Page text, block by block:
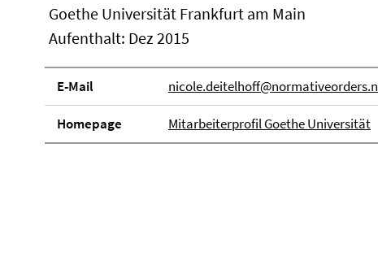
Goethe Universität Frankfurt am Main
Aufenthalt: Dez 2015
E-Mail
Homepage Mitarbeiterprofil Goethe Universität